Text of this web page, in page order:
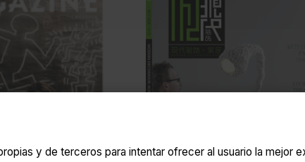
y de terceros para intentar ofrecer al usuario la mejor